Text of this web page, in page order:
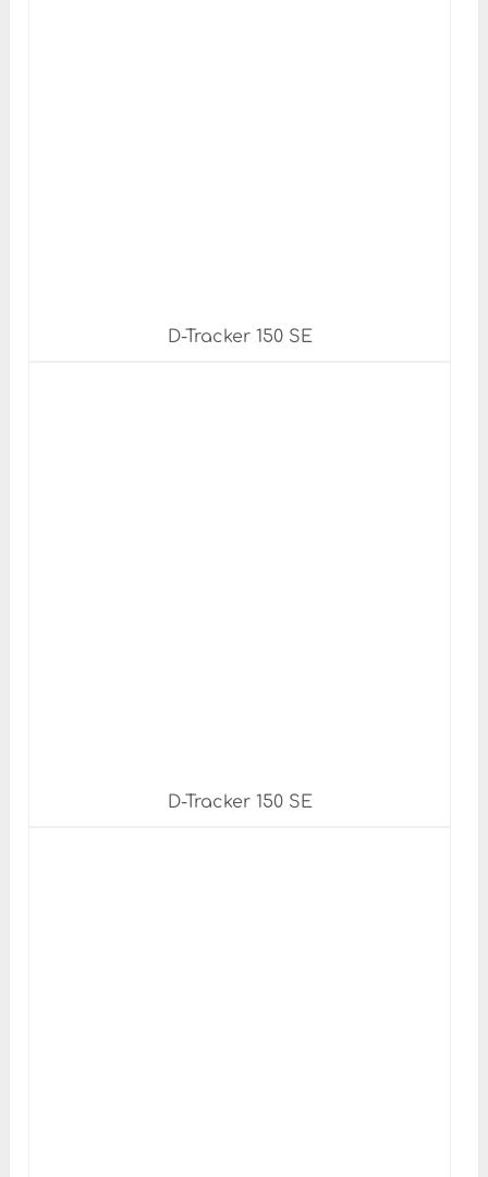
D-Tracker 150 SE
D-Tracker 150 SE